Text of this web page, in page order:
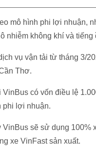
mô hình phi lợi nhuận,
nhiễm không khí và
vụ vận tải từ tháng 3/
Thơ.
có vốn điều lệ
phi lợi nhuận.
sẽ sử dụng 100%
xe VinFast sản xuất.